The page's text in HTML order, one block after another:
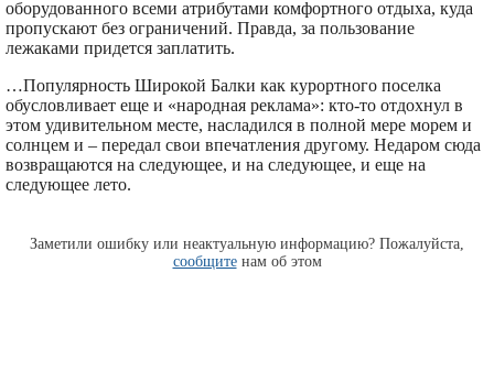
оборудованного всеми атрибутами комфортного отдыха, куда
пропускают без ограничений. Правда, за пользование
лежаками придется заплатить.
…Популярность Широкой Балки как курортного поселка
обусловливает еще и «народная реклама»: кто-то отдохнул в
этом удивительном месте, насладился в полной мере морем и
солнцем и – передал свои впечатления другому. Недаром сюда
возвращаются на следующее, и на следующее, и еще на
следующее лето.
Заметили ошибку или неактуальную информацию? Пожалуйста,
сообщитенам об этом